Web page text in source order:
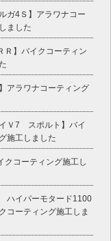
ガ4Ｓ】アラワナコー
ました
Ｒ】バイクコーティン
アラワナコーティング
イＶ7 スポルト】バイ
施工しました
クコーティング施工し
ハイパーモタード1100
コーティング施工しま